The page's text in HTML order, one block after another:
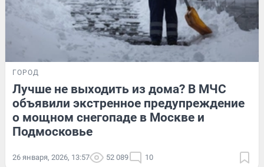
ГОРОД
Лучше не выходить из дома? В МЧС
объявили экстренное предупреждение
о мощном снегопаде в Москве и
Подмосковье
26 января, 2026, 13:57 52 089 10